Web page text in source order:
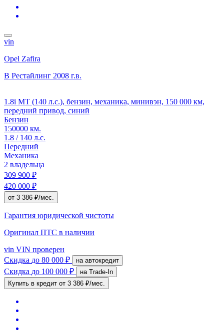
vin
Opel Zafira
B Рестайлинг 2008 г.в.
1.8i MT (140 л.с.), бензин, механика, минивэн, 150 000 км,
передний привод, синий
Бензин
150000 км.
1.8 / 140 л.с.
Передний
Механика
2 владельца
309 900 ₽
420 000 ₽
от 3 386 ₽/мес.
Гарантия юридической чистоты
Оригинал ПТС в наличии
vin VIN проверен
Скидка до 80 000 ₽ на автокредит
Скидка до 100 000 ₽
на Trade-In
Купить в кредит от 3 386 ₽/мес.